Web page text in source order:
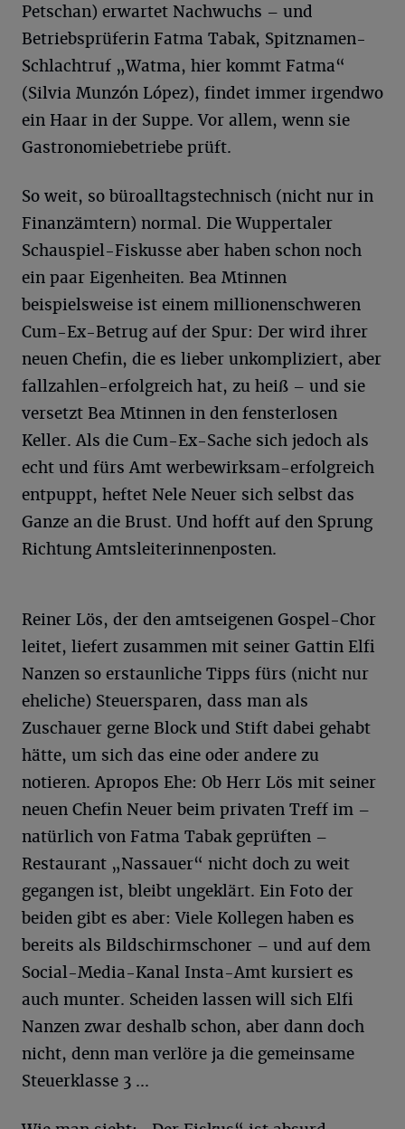
Petschan) erwartet Nachwuchs – und
Betriebsprüferin Fatma Tabak, Spitznamen-
Schlachtruf „Watma, hier kommt Fatma“
(Silvia Munzón López), findet immer irgendwo
ein Haar in der Suppe. Vor allem, wenn sie
Gastronomiebetriebe prüft.
So weit, so büroalltagstechnisch (nicht nur in
Finanzämtern) normal. Die Wuppertaler
Schauspiel-Fiskusse aber haben schon noch
ein paar Eigenheiten. Bea Mtinnen
beispielsweise ist einem millionenschweren
Cum-Ex-Betrug auf der Spur: Der wird ihrer
neuen Chefin, die es lieber unkompliziert, aber
fallzahlen-erfolgreich hat, zu heiß – und sie
versetzt Bea Mtinnen in den fensterlosen
Keller. Als die Cum-Ex-Sache sich jedoch als
echt und fürs Amt werbewirksam-erfolgreich
entpuppt, heftet Nele Neuer sich selbst das
Ganze an die Brust. Und hofft auf den Sprung
Richtung Amtsleiterinnenposten.
Reiner Lös, der den amtseigenen Gospel-Chor
leitet, liefert zusammen mit seiner Gattin Elfi
Nanzen so erstaunliche Tipps fürs (nicht nur
eheliche) Steuersparen, dass man als
Zuschauer gerne Block und Stift dabei gehabt
hätte, um sich das eine oder andere zu
notieren. Apropos Ehe: Ob Herr Lös mit seiner
neuen Chefin Neuer beim privaten Treff im –
natürlich von Fatma Tabak geprüften –
Restaurant „Nassauer“ nicht doch zu weit
gegangen ist, bleibt ungeklärt. Ein Foto der
beiden gibt es aber: Viele Kollegen haben es
bereits als Bildschirmschoner – und auf dem
Social-Media-Kanal Insta-Amt kursiert es
auch munter. Scheiden lassen will sich Elfi
Nanzen zwar deshalb schon, aber dann doch
nicht, denn man verlöre ja die gemeinsame
Steuerklasse 3 ...